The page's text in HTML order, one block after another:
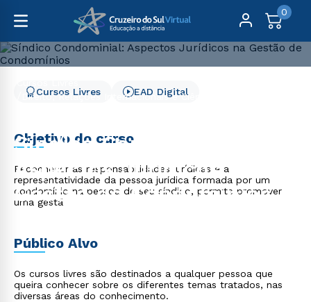
0
Direito, Relações Internacionais e Ciência Política
Síndico Condominial:
Aspectos Jurídicos na
Gestão de Condomínios
Cursos Livres EAD Digital
Objetivo do curso
Reconhecer as responsabilidades jurídicas e a
representatividade da pessoa jurídica formada por um
condomínio na pessoa de seu síndico, permite promover
uma gestã
Público Alvo
Os cursos livres são destinados a qualquer pessoa que
queira conhecer sobre os diferentes temas tratados, nas
diversas áreas do conhecimento.